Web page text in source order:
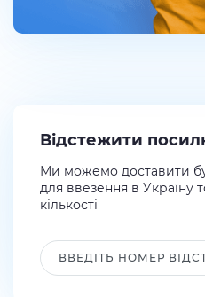
Відстежити
Ми можемо доставити
для ввезення в Україну
кількості